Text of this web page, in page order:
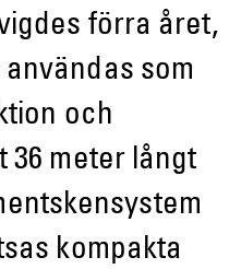
förra året,
som
och
36 meter långt
kompakta